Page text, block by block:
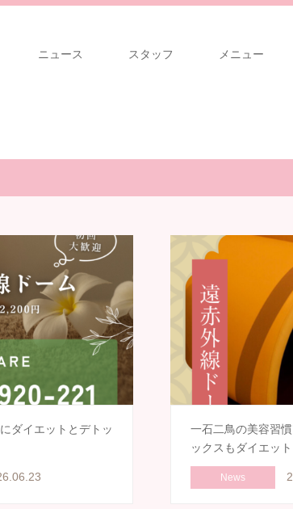
ニュース スタッフ メニュー
ダイエットとデトッ
一石二鳥の美容習
ックスもダイエッ
News